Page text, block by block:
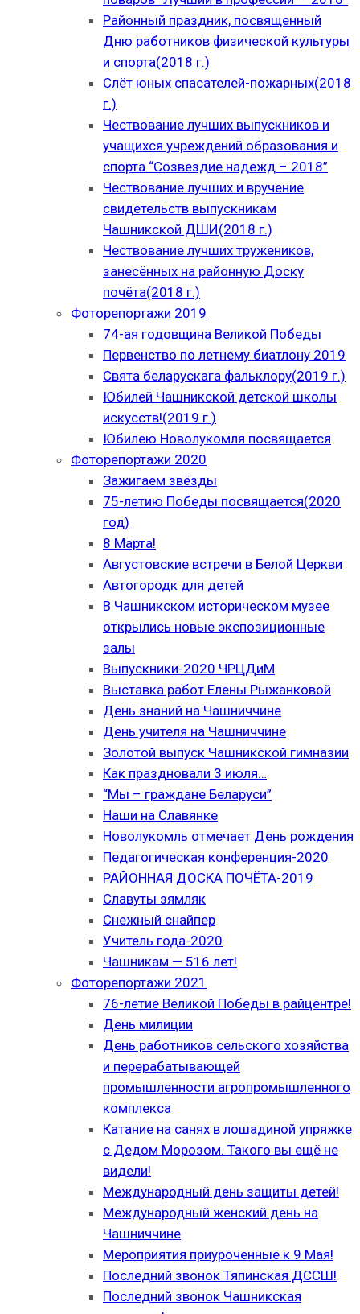
Районный праздник, посвященный
Дню работников физической культуры
и спорта(2018 г.)
Слёт юных спасателей-пожарных(2018
г.)
Чествование лучших выпускников и
учащихся учреждений образования и
спорта “Созвездие надежд – 2018”
Чествование лучших и вручение
свидетельств выпускникам
Чашникской ДШИ(2018 г.)
Чествование лучших тружеников,
занесённых на районную Доску
почёта(2018 г.)
Фоторепортажи 2019
74-ая годовщина Великой Победы
Первенство по летнему биатлону 2019
Свята беларускага фальклору(2019 г.)
Юбилей Чашникской детской школы
искусств!(2019 г.)
Юбилею Новолукомля посвящается
Фоторепортажи 2020
Зажигаем звёзды
75-летию Победы посвящается(2020
год)
8 Марта!
Августовские встречи в Белой Церкви
Автогородк для детей
В Чашникском историческом музее
открылись новые экспозиционные
залы
Выпускники-2020 ЧРЦДиМ
Выставка работ Елены Рыжанковой
День знаний на Чашниччине
День учителя на Чашниччине
Золотой выпуск Чашникской гимназии
Как праздновали 3 июля…
“Мы – граждане Беларуси”
Наши на Славянке
Новолукомль отмечает День рождения
Педагогическая конференция-2020
РАЙОННАЯ ДОСКА ПОЧЁТА-2019
Славуты зямляк
Снежный снайпер
Учитель года-2020
Чашникам — 516 лет!
Фоторепортажи 2021
76-летие Великой Победы в райцентре!
День милиции
День работников сельского хозяйства
и перерабатывающей
промышленности агропромышленного
комплекса
Катание на санях в лошадиной упряжке
с Дедом Морозом. Такого вы ещё не
видели!
Международный день защиты детей!
Международный женский день на
Чашниччине
Мероприятия приуроченные к 9 Мая!
Последний звонок Тяпинская ДССШ!
Последний звонок Чашникская